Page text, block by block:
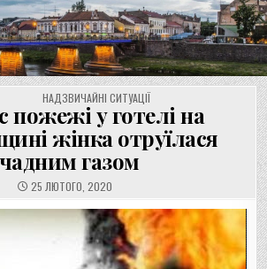
POSTED INНАДЗВИЧАЙНІ СИТУАЦІЇ
пожежі у готелі на
жінка отруїлася
чадним газом
25 ЛЮТОГО, 2020